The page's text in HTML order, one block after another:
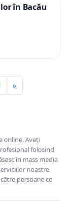
în Bacău
»
online. Aveți
folosind
în mass media
noastre
persoane ce